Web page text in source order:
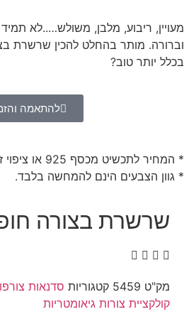
מעויין, ריבוע, מלבן, משולש…..לא
וברורה. מותר בהחלט להכין שרשרת
בכלל יותר טוב?
להתאמה
* המחיר לתכשיט מכסף 925 או ציפוי זהב.
* גוון הצבעים הינם להמחשה בלבד.
שרשרת בצורה
מק"ט 5459 קטגוריות סדנאות
קולקציית צורות גיאומטריות